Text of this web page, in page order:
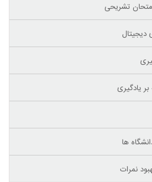
تشریحی
دیجیتال
یادگیری
ها
نمرات